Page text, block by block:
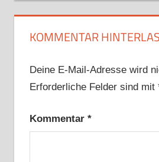
KOMMENTAR
Deine E-Mail-Adresse wird
Erforderliche Felder sind mit
Kommentar *